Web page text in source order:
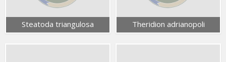
Steatoda triangulosa Theridion adrianopoli